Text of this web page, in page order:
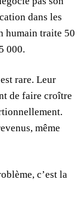
dans les
humain traite 50
000.
rare. Leur
de faire croître
même
c’est la